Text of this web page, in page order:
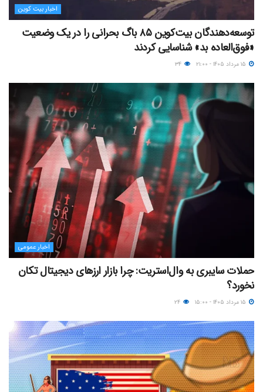
اخبار بیت کوین
توسعه‌دهندگان بیت‌کوین ۸۵ باگ بحرانی را در یک وضعیت
«فوق‌العاده بد» شناسایی کردند
اخبار عمومی
حملات سایبری به وال‌استریت: چرا بازار ارزهای دیجیتال تکان
نخورد؟